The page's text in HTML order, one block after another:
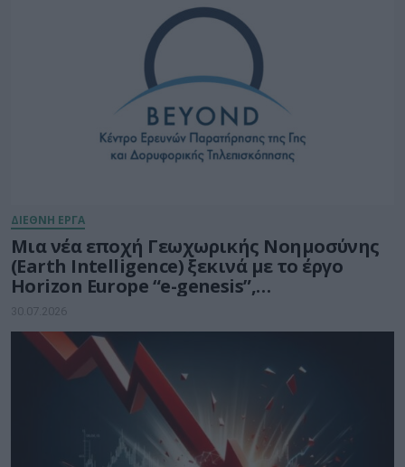
ΔΙΕΘΝΗ ΕΡΓΑ
Μια νέα εποχή Γεωχωρικής Νοημοσύνης
(Earth Intelligence) ξεκινά με το έργο
Horizon Europe “e-genesis”,
προϋπολογισμού 7,5 εκατ. ευρώ
30.07.2026